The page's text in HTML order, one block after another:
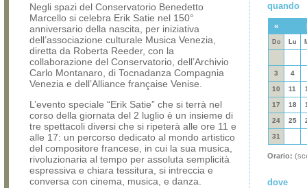
Negli spazi del Conservatorio Benedetto
Marcello si celebra Erik Satie nel 150°
anniversario della nascita, per iniziativa
dell’associazione culturale Musica Venezia,
diretta da Roberta Reeder, con la
collaborazione del Conservatorio, dell’Archivio
Carlo Montanaro, di Tocnadanza Compagnia
Venezia e dell’Alliance française Venise.
L’evento speciale “Erik Satie” che si terrà nel
corso della giornata del 2 luglio è un insieme di
tre spettacoli diversi che si ripeterà alle ore 11 e
alle 17: un percorso dedicato al mondo artistico
del compositore francese, in cui la sua musica,
rivoluzionaria al tempo per assoluta semplicità
espressiva e chiara tessitura, si intreccia e
conversa con cinema, musica, e danza.
quando
«
Do Lu
3 4
10 11
17 18
24 25
31
Orario:
dove